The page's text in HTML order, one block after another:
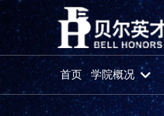
首页 学院概况